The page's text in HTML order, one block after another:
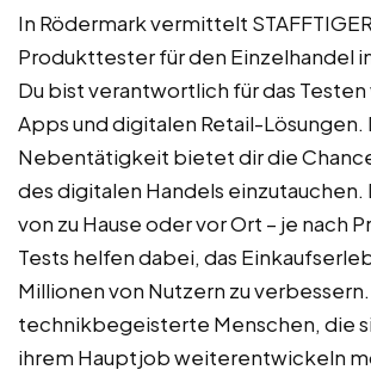
In Rödermark vermittelt
Produkttester für den Einzelhandel
Du bist verantwortlich für das
Apps und digitalen Retail-Lösungen.
Nebentätigkeit bietet dir die
des digitalen Handels einzutauchen.
von zu Hause oder vor Ort – je nach
Tests helfen dabei, das
Millionen von Nutzern zu
technikbegeisterte Menschen, die
ihrem Hauptjob weiterentwickeln